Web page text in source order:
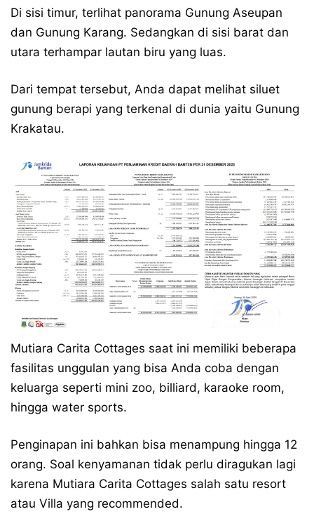
Di sisi timur, terlihat panorama Gunung Aseupan
dan Gunung Karang. Sedangkan di sisi barat dan
utara terhampar lautan biru yang luas.
Dari tempat tersebut, Anda dapat melihat siluet
gunung berapi yang terkenal di dunia yaitu Gunung
Krakatau.
Mutiara Carita Cottages saat ini memiliki beberapa
fasilitas unggulan yang bisa Anda coba dengan
keluarga seperti mini zoo, billiard, karaoke room,
hingga water sports.
Penginapan ini bahkan bisa menampung hingga 12
orang. Soal kenyamanan tidak perlu diragukan lagi
karena Mutiara Carita Cottages salah satu resort
atau Villa yang recommended.